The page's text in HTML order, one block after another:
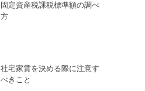
固定資産税課税標準額の調べ
方
社宅家賃を決める際に注意す
べきこと